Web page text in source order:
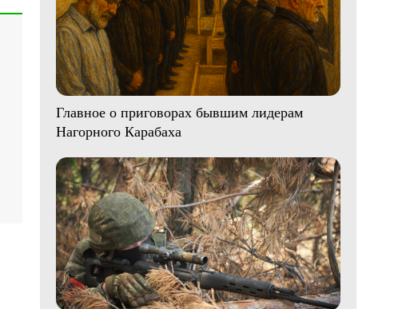
Главное о приговорах бывшим лидерам
Нагорного Карабаха